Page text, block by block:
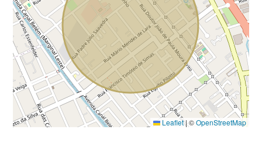
Leaflet|©OpenStreetMap